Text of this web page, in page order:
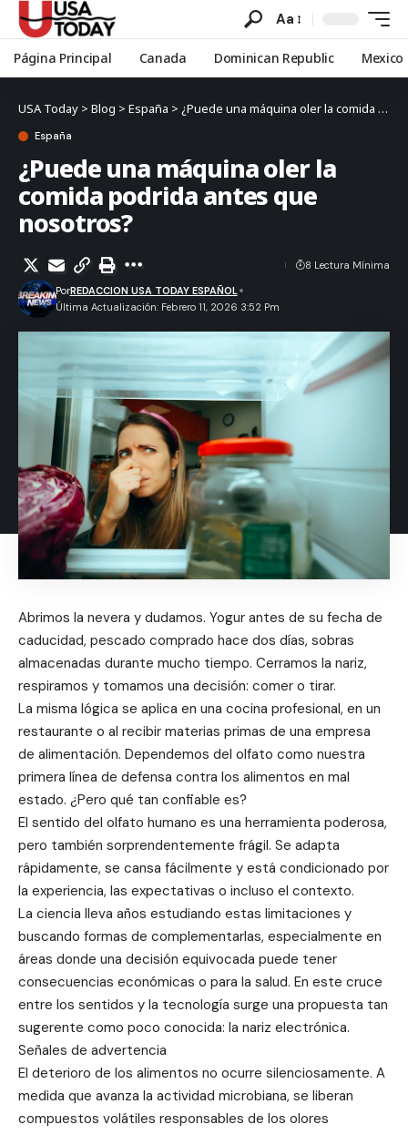
Aa
Página Principal Canada Dominican Republic Mexico
USA Today > Blog > España > ¿Puede una máquina oler la comida podrida antes que nosotros?
España
¿Puede una máquina oler la
comida podrida antes que
nosotros?
Última Actualización: Febrero 11, 2026 3:52 Pm
PorREDACCION USA TODAY ESPAÑOL
8 Lectura Mínima
Abrimos la nevera y dudamos. Yogur antes de su fecha de
caducidad, pescado comprado hace dos días, sobras
almacenadas durante mucho tiempo. Cerramos la nariz,
respiramos y tomamos una decisión: comer o tirar.
La misma lógica se aplica en una cocina profesional, en un
restaurante o al recibir materias primas de una empresa
de alimentación. Dependemos del olfato como nuestra
primera línea de defensa contra los alimentos en mal
estado. ¿Pero qué tan confiable es?
El sentido del olfato humano es una herramienta poderosa,
pero también sorprendentemente frágil. Se adapta
rápidamente, se cansa fácilmente y está condicionado por
la experiencia, las expectativas o incluso el contexto.
La ciencia lleva años estudiando estas limitaciones y
buscando formas de complementarlas, especialmente en
áreas donde una decisión equivocada puede tener
consecuencias económicas o para la salud. En este cruce
entre los sentidos y la tecnología surge una propuesta tan
sugerente como poco conocida: la nariz electrónica.
Señales de advertencia
El deterioro de los alimentos no ocurre silenciosamente. A
medida que avanza la actividad microbiana, se liberan
compuestos volátiles responsables de los olores